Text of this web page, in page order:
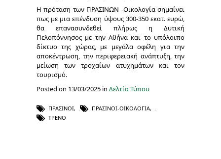
Η πρόταση των ΠΡΑΣΙΝΩΝ -Οικολογία σημαίνει
πως με μια επένδυση ύψους 300-350 εκατ. ευρώ,
θα επανασυνδεθεί πλήρως η Δυτική
Πελοπόννησος με την Αθήνα και το υπόλοιπο
δίκτυο της χώρας, με μεγάλα οφέλη για την
αποκέντρωση, την περιφερειακή ανάπτυξη, την
μείωση των τροχαίων ατυχημάτων και τον
τουρισμό.
Posted on 13/03/2025 in Δελτία Τύπου
ΠΡΆΣΙΝΟΙ, ΠΡΑΣΙΝΟΙ-ΟΙΚΟΛΟΓΙΑ,
ΤΡΈΝΟ